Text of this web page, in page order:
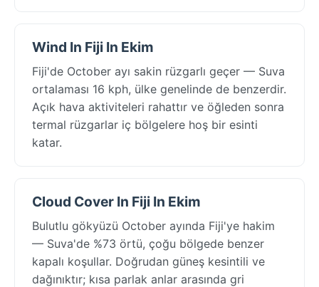
Wind In Fiji In Ekim
Fiji'de October ayı sakin rüzgarlı geçer — Suva
ortalaması 16 kph, ülke genelinde de benzerdir.
Açık hava aktiviteleri rahattır ve öğleden sonra
termal rüzgarlar iç bölgelere hoş bir esinti
katar.
Cloud Cover In Fiji In Ekim
Bulutlu gökyüzü October ayında Fiji'ye hakim
— Suva'de %73 örtü, çoğu bölgede benzer
kapalı koşullar. Doğrudan güneş kesintili ve
dağınıktır; kısa parlak anlar arasında gri